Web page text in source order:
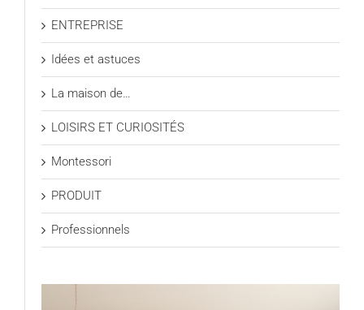
ENTREPRISE
Idées et astuces
La maison de…
LOISIRS ET CURIOSITÉS
Montessori
PRODUIT
Professionnels